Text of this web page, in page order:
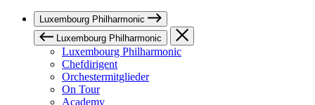
Luxembourg Philharmonic
Luxembourg Philharmonic
Luxembourg Philharmonic
Chefdirigent
Orchestermitglieder
On Tour
Academy